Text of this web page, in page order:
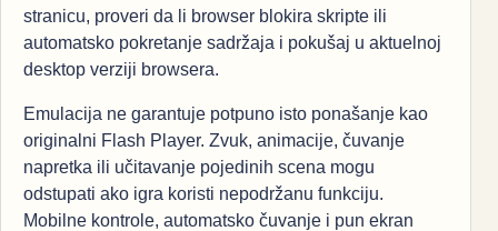
stranicu, proveri da li browser blokira skripte ili
automatsko pokretanje sadržaja i pokušaj u aktuelnoj
desktop verziji browsera.
Emulacija ne garantuje potpuno isto ponašanje kao
originalni Flash Player. Zvuk, animacije, čuvanje
napretka ili učitavanje pojedinih scena mogu
odstupati ako igra koristi nepodržanu funkciju.
Mobilne kontrole, automatsko čuvanje i pun ekran